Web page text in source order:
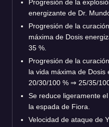
Progresión de la
energizante de Dr.
Progresión de la
máxima de Dosis
35 %.
Progresión de la
la vida máxima de Dosis
20/30/100 % ⇒ 25/35/
Se reduce ligeramente
la espada de Fiora.
Velocidad de ataque de